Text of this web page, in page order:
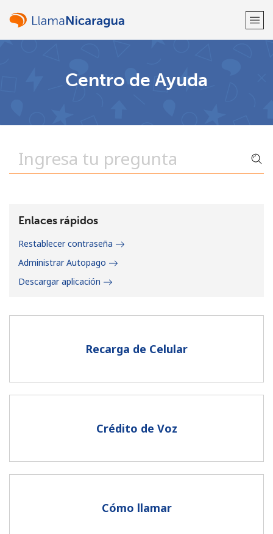
Un caracter especial
Centro de Ayuda
Recarga de Celular
Crédito de Voz
Cómo llamar
Enlaces rápidos
Restablecer contraseña
Administrar Autopago
Descargar aplicación